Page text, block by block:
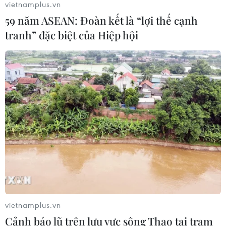
ASEAN Cup 2026 trên kênh nào?
03/08/2026 09:21
Đội tuyển Việt Nam đặt mục
tiêu 3 điểm, cảnh báo Indonesia
trước giờ G
03/08/2026 07:39
ASEAN Cup 2026: Indonesia tổn thất
lực lượng trước trận quyết đấu tuyển
03/08/2026 07:21
Xem thêm
vietnamplus.vn
59 năm ASEAN: Đoàn kết là “lợi thế cạnh
tranh” đặc biệt của Hiệp hội
vietnamplus.vn
Cảnh báo lũ trên lưu vực sông Thao tại trạm